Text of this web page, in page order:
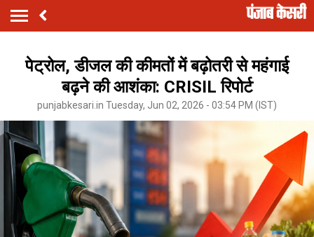
पेट्रोल, डीजल की कीमतों में बढ़ोतरी से महंगाई
बढ़ने की आशंका: CRISIL रिपोर्ट
punjabkesari.in Tuesday, Jun 02, 2026 - 03:54 PM (IST)